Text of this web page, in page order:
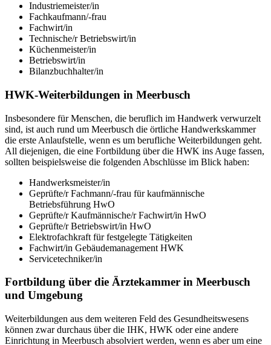
Industriemeister/in
Fachkaufmann/-frau
Fachwirt/in
Technische/r Betriebswirt/in
Küchenmeister/in
Betriebswirt/in
Bilanzbuchhalter/in
HWK-Weiterbildungen in Meerbusch
Insbesondere für Menschen, die beruflich im Handwerk verwurzelt
sind, ist auch rund um Meerbusch die örtliche Handwerkskammer
die erste Anlaufstelle, wenn es um berufliche Weiterbildungen geht.
All diejenigen, die eine Fortbildung über die HWK ins Auge fassen,
sollten beispielsweise die folgenden Abschlüsse im Blick haben:
Handwerksmeister/in
Geprüfte/r Fachmann/-frau für kaufmännische
Betriebsführung HwO
Geprüfte/r Kaufmännische/r Fachwirt/in HwO
Geprüfte/r Betriebswirt/in HwO
Elektrofachkraft für festgelegte Tätigkeiten
Fachwirt/in Gebäudemanagement HWK
Servicetechniker/in
Fortbildung über die Ärztekammer in Meerbusch
und Umgebung
Weiterbildungen aus dem weiteren Feld des Gesundheitswesens
können zwar durchaus über die IHK, HWK oder eine andere
Einrichtung in Meerbusch absolviert werden, wenn es aber um eine